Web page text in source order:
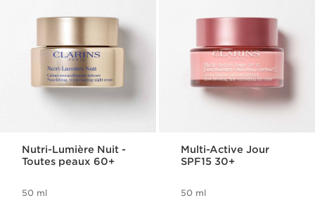
Nutri-Lumière Nuit -
Toutes peaux 60+
50 ml
Multi-Active Jour
SPF15 30+
50 ml